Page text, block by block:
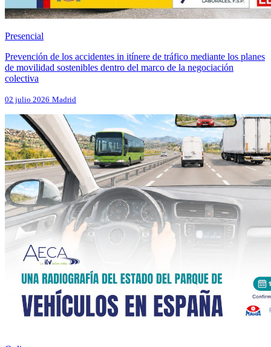
Presencial
Prevención de los accidentes in itínere de tráfico mediante los planes
de movilidad sostenibles dentro del marco de la negociación
colectiva
02 julio 2026 Madrid